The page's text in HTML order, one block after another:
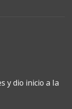
y dio inicio a la